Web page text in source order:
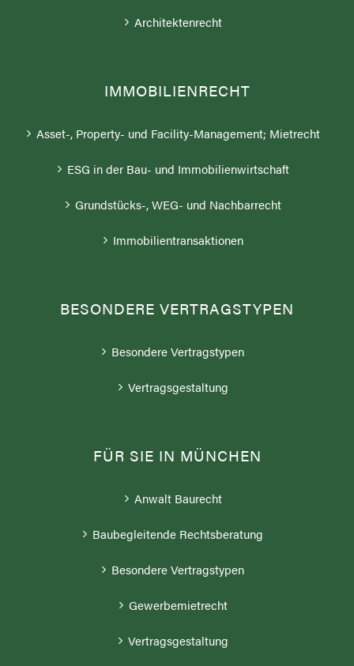
Architektenrecht
IMMOBILIENRECHT
Asset-, Property- und Facility-Management; Mietrecht
ESG in der Bau- und Immobilienwirtschaft
Grundstücks-, WEG- und Nachbarrecht
Immobilientransaktionen
BESONDERE VERTRAGSTYPEN
Besondere Vertragstypen
Vertragsgestaltung
FÜR SIE IN MÜNCHEN
Anwalt Baurecht
Baubegleitende Rechtsberatung
Besondere Vertragstypen
Gewerbemietrecht
Vertragsgestaltung